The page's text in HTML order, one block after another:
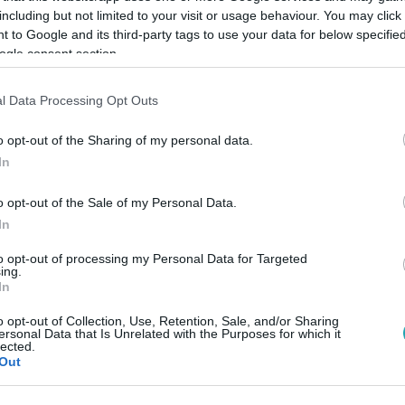
but not limited to your visit or usage behaviour. You may
to Google and its third-party tags to use your data for below
consent section.
Data Processing Opt Outs
opt-out of the Sharing of my personal data.
opt-out of the Sale of my Personal Data.
opt-out of processing my Personal Data for Targeted
opt-out of Collection, Use, Retention, Sale, and/or Sharing
Data that Is Unrelated with the Purposes for which it
#RTL #RTL KLUB #KARRIER #ÉNEKES #ZENE